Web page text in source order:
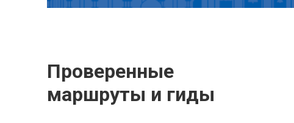
Проверенные
маршруты и гиды